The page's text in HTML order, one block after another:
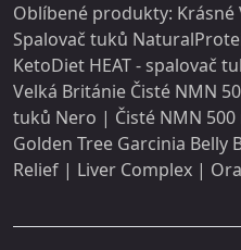
Oblíbené produkty: Krásné
Spalovač tuků
KetoDiet HEAT - spalovač
Velká Británie Čisté NMN
tuků Nero | Čisté NMN 500
Golden Tree Garcinia Belly
Relief | Liver Complex |